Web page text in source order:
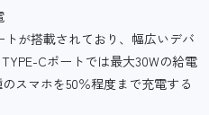
トが搭載されており、幅広いデバ
Cポートでは最大30Wの給電
スマホを50％程度まで充電する